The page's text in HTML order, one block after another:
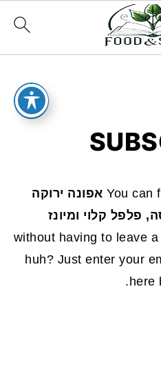
You can אפונה ירוקה
🫛 עם חסה, פלפל קלוי ומיונז
without having to leave
huh? Just enter your
here